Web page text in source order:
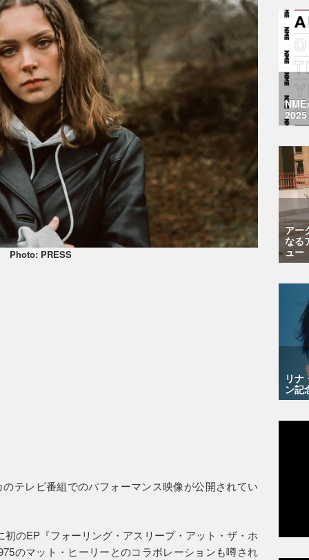
Photo: PRESS
テレビ番組でのパフォーマンス映像が公開されてい
のEP『フォーリング・アスリープ・アット・ザ・ホ
のマット・ヒーリーとのコラボレーションも噂され
NME
2025
アー
なる
ュー
リナ
ン記